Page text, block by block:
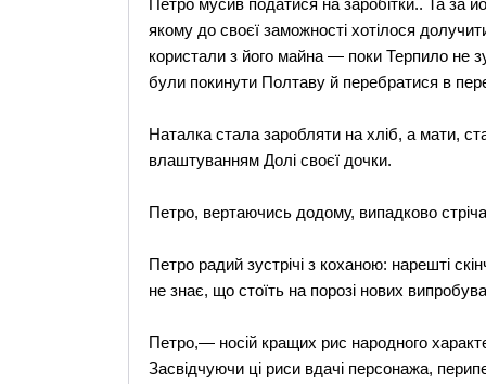
Петро мусив податися на заробітки.. Та за
якому до своєї заможності хотілося
користали з його майна — поки Терпило не
були покинути Полтаву й перебратися в
Наталка стала заробляти на хліб, а мати,
влаштуванням Долі своєї дочки.
Петро, вертаючись додому, випадково
Петро радий зустрічі з коханою: нарешті
не знає, що стоїть на порозі нових
Петро,— носій кращих рис народного
Засвідчуючи ці риси вдачі персонажа,